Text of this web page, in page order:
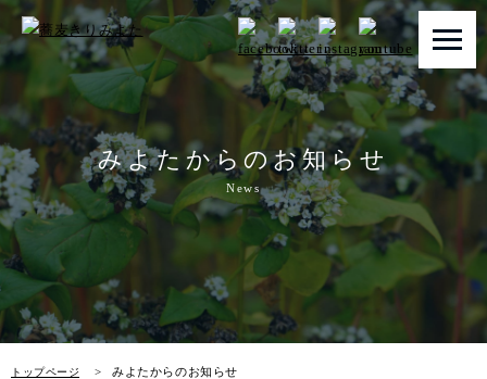
みよたからのお知らせ
News
トップページ みよたからのお知らせ
トップページ
みよたとは
みよたのこだわり
畑だより
メニュー